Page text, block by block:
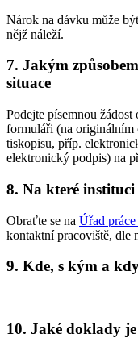
Nárok na dávku může
nějž náleží.
7. Jakým
situace
Podejte písemnou
formuláři (na originálním
tiskopisu, příp.
elektronický podpis) na
8. Na které
Obraťte se na Úřad
kontaktní pracoviště, dle
9. Kde, s kým a
10. Jaké doklady